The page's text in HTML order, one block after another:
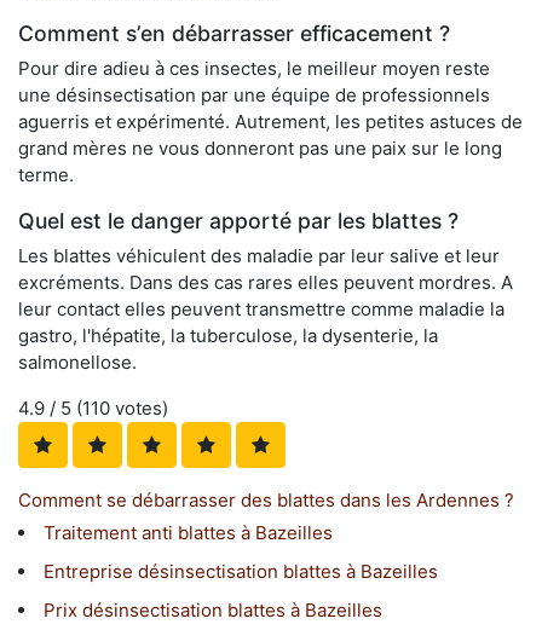
Comment s’en débarrasser efficacement ?
Pour dire adieu à ces insectes, le meilleur moyen reste
une désinsectisation par une équipe de professionnels
aguerris et expérimenté. Autrement, les petites astuces de
grand mères ne vous donneront pas une paix sur le long
terme.
Quel est le danger apporté par les blattes ?
Les blattes véhiculent des maladie par leur salive et leur
excréments. Dans des cas rares elles peuvent mordres. A
leur contact elles peuvent transmettre comme maladie la
gastro, l'hépatite, la tuberculose, la dysenterie, la
salmonellose.
4.9 / 5 (110 votes)
Comment se débarrasser des blattes dans les Ardennes ?
Traitement anti blattes à Bazeilles
Entreprise désinsectisation blattes à Bazeilles
Prix désinsectisation blattes à Bazeilles